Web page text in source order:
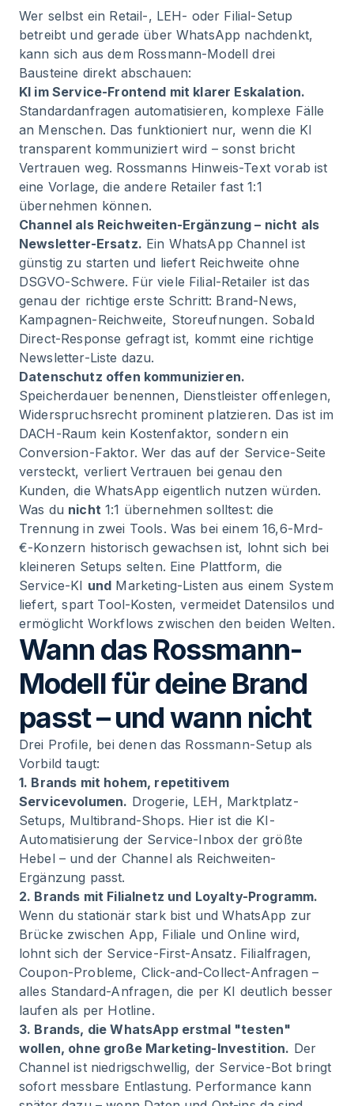
Wer selbst ein Retail-, LEH- oder Filial-Setup
betreibt und gerade über WhatsApp nachdenkt,
kann sich aus dem Rossmann-Modell drei
Bausteine direkt abschauen:
KI im Service-Frontend mit klarer Eskalation.
Standardanfragen automatisieren, komplexe Fälle
an Menschen. Das funktioniert nur, wenn die KI
transparent kommuniziert wird – sonst bricht
Vertrauen weg. Rossmanns Hinweis-Text vorab ist
eine Vorlage, die andere Retailer fast 1:1
übernehmen können.
Channel als Reichweiten-Ergänzung – nicht als
Newsletter-Ersatz. Ein WhatsApp Channel ist
günstig zu starten und liefert Reichweite ohne
DSGVO-Schwere. Für viele Filial-Retailer ist das
genau der richtige erste Schritt: Brand-News,
Kampagnen-Reichweite, Storeufnungen. Sobald
Direct-Response gefragt ist, kommt eine richtige
Newsletter-Liste dazu.
Datenschutz offen kommunizieren.
Speicherdauer benennen, Dienstleister offenlegen,
Widerspruchsrecht prominent platzieren. Das ist im
DACH-Raum kein Kostenfaktor, sondern ein
Conversion-Faktor. Wer das auf der Service-Seite
versteckt, verliert Vertrauen bei genau den
Kunden, die WhatsApp eigentlich nutzen würden.
Was du nicht1:1 übernehmen solltest: die
Trennung in zwei Tools. Was bei einem 16,6-Mrd-
€-Konzern historisch gewachsen ist, lohnt sich bei
kleineren Setups selten. Eine Plattform, die
Service-KI und Marketing-Listen aus einem System
liefert, spart Tool-Kosten, vermeidet Datensilos und
ermöglicht Workflows zwischen den beiden Welten.
Wann das Rossmann-
Modell für deine Brand
passt – und wann nicht
Drei Profile, bei denen das Rossmann-Setup als
Vorbild taugt:
1. Brands mit hohem, repetitivem
Servicevolumen. Drogerie, LEH, Marktplatz-
Setups, Multibrand-Shops. Hier ist die KI-
Automatisierung der Service-Inbox der größte
Hebel – und der Channel als Reichweiten-
Ergänzung passt.
2. Brands mit Filialnetz und Loyalty-Programm.
Wenn du stationär stark bist und WhatsApp zur
Brücke zwischen App, Filiale und Online wird,
lohnt sich der Service-First-Ansatz. Filialfragen,
Coupon-Probleme, Click-and-Collect-Anfragen –
alles Standard-Anfragen, die per KI deutlich besser
laufen als per Hotline.
3. Brands, die WhatsApp erstmal "testen"
wollen, ohne große Marketing-Investition. Der
Channel ist niedrigschwellig, der Service-Bot bringt
sofort messbare Entlastung. Performance kann